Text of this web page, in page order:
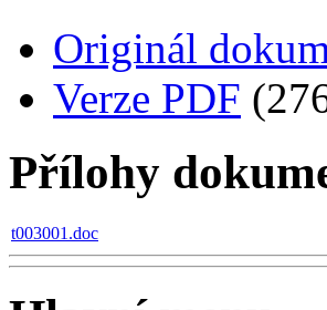
Originál
Verze PDF
Přílohy
t003001.doc